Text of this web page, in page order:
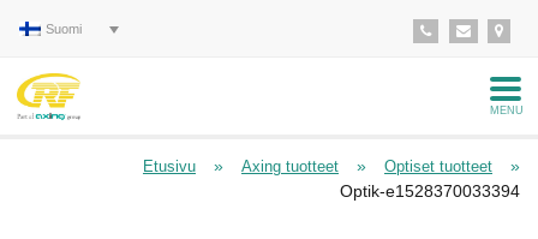
Suomi
MENU
Etusivu » Axing tuotteet » Optiset tuotteet
»
Optik-e1528370033394